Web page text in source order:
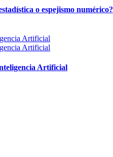
o espejismo numérico?
Artificial